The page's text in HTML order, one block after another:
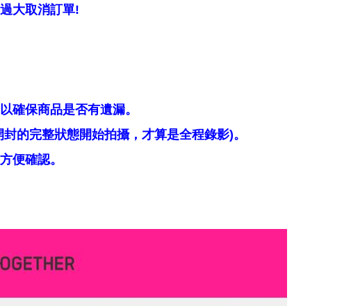
大取消訂單!
確保商品是否有遺漏。
的完整狀態開始拍攝，才算是全程錄影)。
便確認。